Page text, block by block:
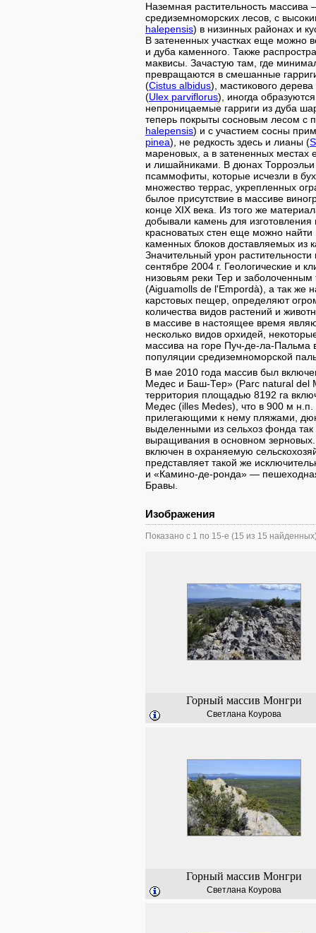
Наземная растительность
средиземноморских лесов, с
halepensis) в низинных районах и
В затененных участках еще можно
и дуба каменного. Также
маквисы. Зачастую там, где
превращаются в смешанные
(Cistus albidus), мастикового дерева
(Ulex parviflorus), иногда
непроницаемые гарриги из дуба
теперь покрыты сосновым лесом с
halepensis) и с участием сосны
pinea), не редкость здесь и лианы (
мареновых, а в затененных местах
и лишайниками. В дюнах
псаммофиты, которые исчезли в
множество террас, укрепленных
былое присутствие в массиве
конце XIX века. Из того же
добывали камень для изготовления
красноватых стен еще можно
каменных блоков доставляемых
Значительный урон
сентябре 2004 г. Геологические и
низовьям реки Тер и
(Aiguamolls de l'Empordà), а так же
карстовых пещер, определяют
количества видов растений и
в массиве в настоящее время
несколько видов орхидей,
массива на горе Пуч-де-ла-Пальма
популяции средиземноморской
В мае 2010 года массив был
Медес и Баш-Тер» (Parc natural del
территория площадью 8192 га
Медес (illes Medes), что в 900 м н.п.
прилегающими к нему пляжами,
выделенными из сельхоз фонда
выращивания в основном
включен в охраняемую
представляет такой же
и «Камино-де-ронда» —
Бравы.
Изображения
Показано с 1 по 15-е (15 из 15
Горный массив Монгри
Светлана Коурова
Горный массив Монгри
Светлана Коурова